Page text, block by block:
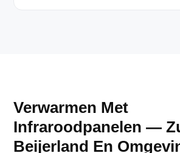
Verwarmen Met
Infraroodpanelen —
Beijerland En